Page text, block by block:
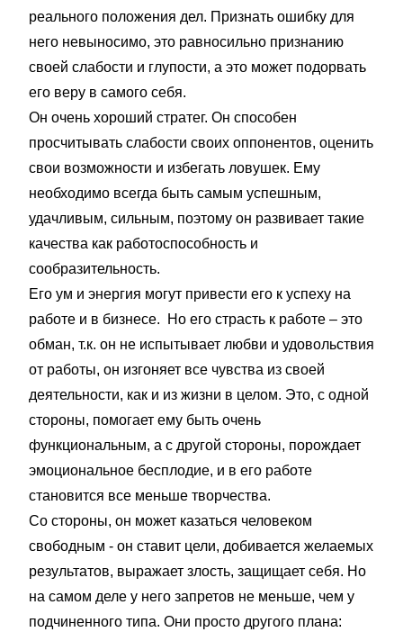
реального положения дел. Признать ошибку для
него невыносимо, это равносильно признанию
своей слабости и глупости, а это может подорвать
его веру в самого себя.
Он очень хороший стратег. Он способен
просчитывать слабости своих оппонентов, оценить
свои возможности и избегать ловушек. Ему
необходимо всегда быть самым успешным,
удачливым, сильным, поэтому он развивает такие
качества как работоспособность и
сообразительность.
Его ум и энергия могут привести его к успеху на
работе и в бизнесе. Но его страсть к работе – это
обман, т.к. он не испытывает любви и удовольствия
от работы, он изгоняет все чувства из своей
деятельности, как и из жизни в целом. Это, с одной
стороны, помогает ему быть очень
функциональным, а с другой стороны, порождает
эмоциональное бесплодие, и в его работе
становится все меньше творчества.
Со стороны, он может казаться человеком
свободным - он ставит цели, добивается желаемых
результатов, выражает злость, защищает себя. Но
на самом деле у него запретов не меньше, чем у
подчиненного типа. Они просто другого плана: